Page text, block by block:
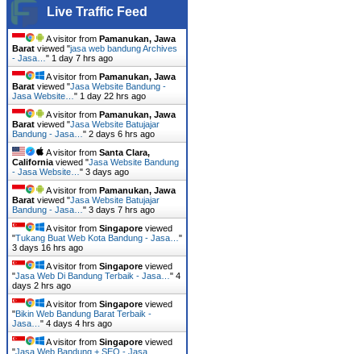
Live Traffic Feed
A visitor from Pamanukan, Jawa
Barat viewed "jasa web bandung Archives
- Jasa… " 1 day 7 hrs ago
A visitor from Pamanukan, Jawa
Barat viewed "Jasa Website Bandung -
Jasa Website… " 1 day 22 hrs ago
A visitor from Pamanukan, Jawa
Barat viewed "Jasa Website Batujajar
Bandung - Jasa… " 2 days 6 hrs ago
A visitor from Santa Clara,
California viewed "Jasa Website Bandung
- Jasa Website… " 3 days ago
A visitor from Pamanukan, Jawa
Barat viewed "Jasa Website Batujajar
Bandung - Jasa… " 3 days 7 hrs ago
A visitor from Singapore viewed
"Tukang Buat Web Kota Bandung - Jasa… "
3 days 16 hrs ago
A visitor from Singapore viewed
"Jasa Web Di Bandung Terbaik - Jasa… " 4
days 2 hrs ago
A visitor from Singapore viewed
"Bikin Web Bandung Barat Terbaik -
Jasa… " 4 days 4 hrs ago
A visitor from Singapore viewed
"Jasa Web Bandung + SEO - Jasa